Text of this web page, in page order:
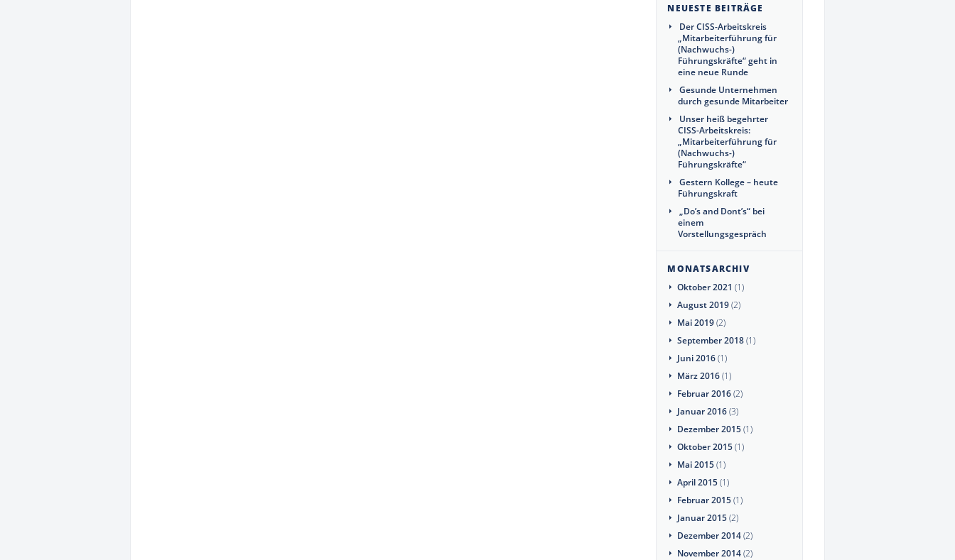
NEUESTE BEITRÄGE
Der CISS-Arbeitskreis
„Mitarbeiterführung für
(Nachwuchs-)
Führungskräfte“ geht in
eine neue Runde
Gesunde Unternehmen
durch gesunde Mitarbeiter
Unser heiß begehrter
CISS-Arbeitskreis:
„Mitarbeiterführung für
(Nachwuchs-)
Führungskräfte“
Gestern Kollege – heute
Führungskraft
„Do’s and Dont’s“ bei
einem
Vorstellungsgespräch
MONATSARCHIV
Oktober 2021 (1)
August 2019(2)
Mai 2019(2)
September 2018(1)
Juni 2016(1)
März 2016(1)
Februar 2016(2)
Januar 2016(3)
Dezember 2015(1)
Oktober 2015(1)
Mai 2015(1)
April 2015(1)
Februar 2015(1)
Januar 2015(2)
Dezember 2014(2)
November 2014(2)